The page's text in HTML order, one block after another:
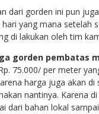
dari gorden ini pun
yang mana setelah
di lakukan oleh tim
gorden pembatas
75.000/ per meter
harga juga akan di
nantinya. Karena
dari bahan lokal